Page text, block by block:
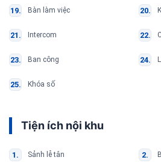
Bàn làm việc
Intercom
Ban công
Khóa số
Tiện ích nội khu
Sảnh lễ tân